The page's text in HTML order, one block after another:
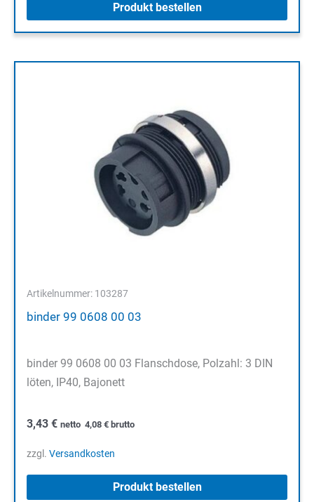
Produkt bestellen
Artikelnummer: 103287
binder 99 0608 00 03
binder 99 0608 00 03 Flanschdose, Polzahl: 3 DIN
löten, IP40, Bajonett
3,43 € netto 4,08 € brutto
zzgl. Versandkosten
Produkt bestellen